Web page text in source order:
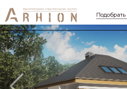
Подобрать